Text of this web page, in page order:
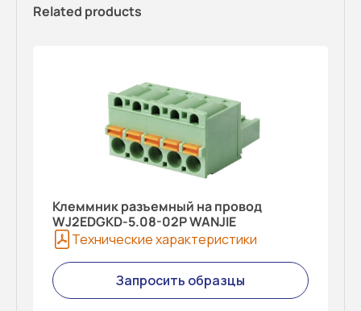
Related products
Клеммник разъемный на провод
WJ2EDGKD-5.08-02P WANJIE
Технические характеристики
Запросить образцы